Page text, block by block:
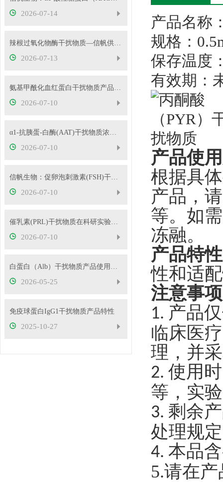
2026-07-14
辣根过氧化物酶干扰物质—信帆供应多种浓度
2026-07-13
氨基甲酰化血红蛋白干扰物质产品使用方法
2026-07-10
α1-抗胰蛋-白酶(AAT)干扰物质浓度可根据客户要求定制
2026-07-10
信帆生物：促卵泡刺激素(FSH)干扰物质使用方法
2026-07-10
催乳素(PRL)干扰物质在科研实验中的应用——南京信帆技术有限公司产品概述
2026-07-10
白蛋白（Alb）干扰物质产品使用方法
2026-05-25
免疫球蛋白IgG1干扰物质产品特性
2025-10-27
产品名称
规格：
保存温度
有效期：
产品使
根据具
产品，
等。如
冻融。
产品特
性和适
注意事
1. 产品
临床医
理，并
2. 使用
等，实
3. 剩余
处理规
4. 本品
5.请在